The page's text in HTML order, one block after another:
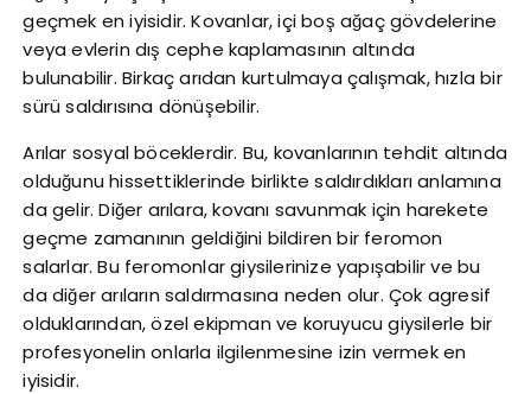
geçmek en iyisidir. Kovanlar, içi boş ağaç gövdelerine
veya evlerin dış cephe kaplamasının altında
bulunabilir. Birkaç arıdan kurtulmaya çalışmak, hızla bir
sürü saldırısına dönüşebilir.
Arılar sosyal böceklerdir. Bu, kovanlarının tehdit altında
olduğunu hissettiklerinde birlikte saldırdıkları anlamına
da gelir. Diğer arılara, kovanı savunmak için harekete
geçme zamanının geldiğini bildiren bir feromon
salarlar. Bu feromonlar giysilerinize yapışabilir ve bu
da diğer arıların saldırmasına neden olur. Çok agresif
olduklarından, özel ekipman ve koruyucu giysilerle bir
profesyonelin onlarla ilgilenmesine izin vermek en
iyisidir.